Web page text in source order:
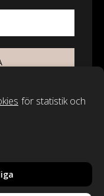
Easyweb
för statistik och